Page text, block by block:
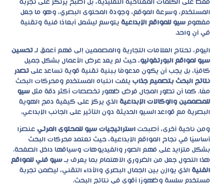
فقط على الكلمات المفتاحية التقليدية، بل أصبح يرتكز على تجربة
المستخدم، وسرعة الموقع، وجودة المحتوى البصري، وهو ما جعل
مفهوم سيو للمواقع الإبداعية يتوسع ليشمل أبعادًا فنية وتقنية
في آنٍ واحد.
اليوم، تحتاج العلامات التجارية والمصممين إلى فهم أعمق لـ تحسين
سيو لمواقع البورتفوليو، حيث لم يعد عرض الأعمال بشكل جميل
كافيًا، بل يجب أن يكون مدعومًا ببنية تقنية قوية تساعد على تصدر
نتائج البحث بتصميم جذاب يلفت انتباه المستخدم ومحركات البحث
معًا. كما أن تطور المجال فرض ظهور تخصصات أكثر دقة مثل سيو
للمصممين والوكالات الإبداعية الذي يركز على كيفية دمج الهوية
البصرية مع قواعد السيو الحديثة دون التأثير على الجانب الإبداعي.
ومن ناحية أخرى، أصبحت استراتيجيات سيو للمحتوى المرئي عنصرًا
أساسيًا في نجاح المواقع الإبداعية، حيث تعتمد محركات البحث
بشكل متزايد على فهم الصور والفيديوهات وسياقها داخل الصفحة.
هذا التحول جعل من الضروري الاهتمام بما يعرف بـ سيو فني للمواقع
الفنية الذي يوازن بين الجمال البصري والأداء التقني، ليضمن تجربة
مستخدم سلسة وظهورًا أقوى في نتائج البحث.